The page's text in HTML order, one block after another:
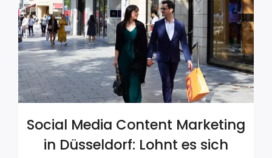
Social Media Content Marketing
in Düsseldorf: Lohnt es sich